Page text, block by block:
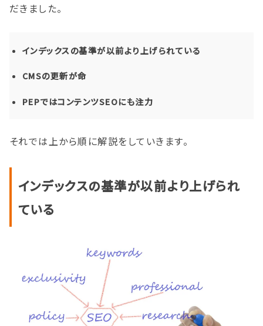
だきました。
インデックスの基準が以前より上げられている
CMSの更新が命
PEPではコンテンツSEOにも注力
それでは上から順に解説をしていきます。
インデックスの基準が以前より上げられ
ている